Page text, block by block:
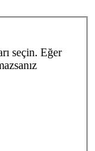
seçin. Eğer